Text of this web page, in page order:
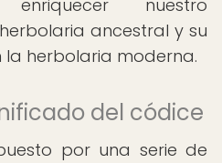
nuestro
ancestral y su
la herbolaria moderna.
del códice
por una serie de